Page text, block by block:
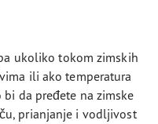
ukoliko tokom zimskih
ili ako temperatura
da pređete na zimske
prianjanje i vodljivost